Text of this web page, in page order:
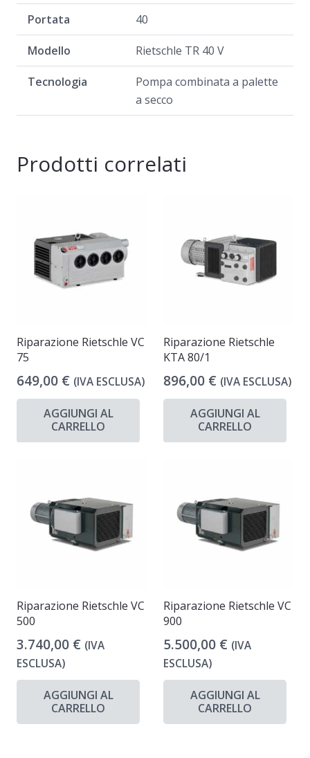
Portata 40
Modello Rietschle TR 40 V
Tecnologia
Pompa combinata a palette
a secco
Prodotti correlati
Riparazione Rietschle VC
75
649,00 € (IVA ESCLUSA)
AGGIUNGI AL
CARRELLO
Riparazione Rietschle
KTA 80/1
896,00 € (IVA ESCLUSA)
AGGIUNGI AL
CARRELLO
Riparazione Rietschle VC
500
3.740,00 € (IVA
ESCLUSA)
AGGIUNGI AL
CARRELLO
Riparazione Rietschle VC
900
5.500,00 € (IVA
ESCLUSA)
AGGIUNGI AL
CARRELLO